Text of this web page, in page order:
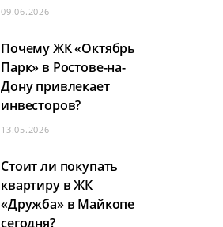
09.06.2026
Почему ЖК «Октябрь
Парк» в Ростове-на-
Дону привлекает
инвесторов?
13.05.2026
Стоит ли покупать
квартиру в ЖК
«Дружба» в Майкопе
сегодня?